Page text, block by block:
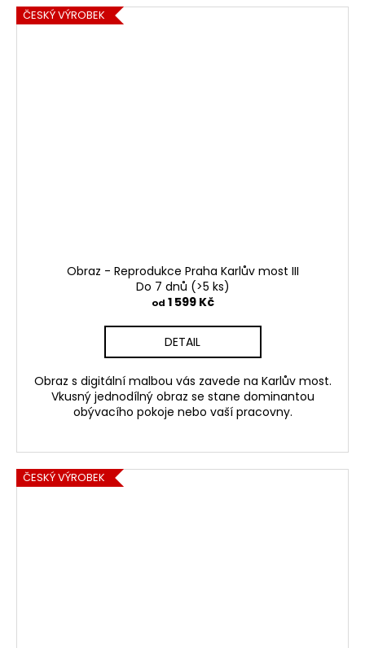
ČESKÝ VÝROBEK
Obraz - Reprodukce Praha Karlův most III
Do 7 dnů (>5 ks)
od 1 599 Kč
DETAIL
Obraz s digitální malbou vás zavede na Karlův most.
Vkusný jednodílný obraz se stane dominantou
obývacího pokoje nebo vaší pracovny.
ČESKÝ VÝROBEK